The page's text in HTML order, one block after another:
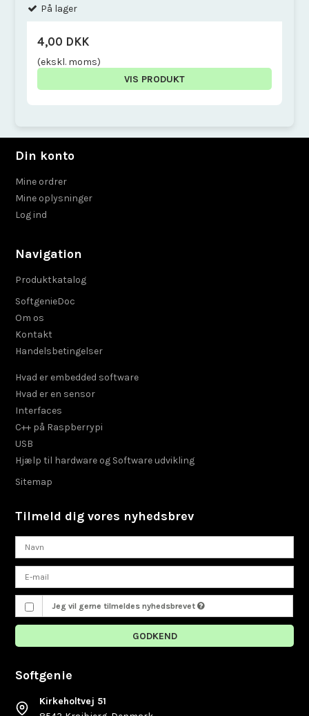
På lager
4,00 DKK
(ekskl. moms)
VIS PRODUKT
Din konto
Mine ordrer
Mine oplysninger
Log ind
Navigation
Produktkatalog
SoftgenieDoc
Om os
Kontakt
Handelsbetingelser
Hvad er embedded software
Hvad er en sensor
Interfaces
C++ på Raspberrypi
USB
Hjælp til hardware og Software udvikling
Sitemap
Tilmeld dig vores nyhedsbrev
Jeg vil gerne tilmeldes nyhedsbrevet
GODKEND
Softgenie
Kirkeholtvej 51